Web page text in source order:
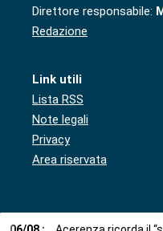
Direttore responsabile:
Redazione
Link utili
Lista RSS
Note legali
Privacy
Area riservata